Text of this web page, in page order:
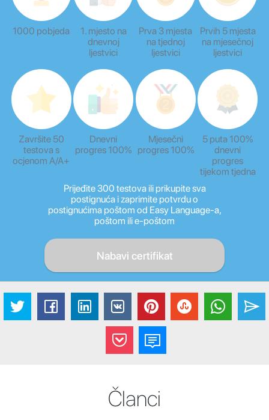
1000 pobjeda
1. mjesto na
dnevnoj
ljestvici
Prva 3 mjesta
na tjednoj
ljestvici
Prvih 5 mjesta
na mjesečnoj
ljestvici
Završite 50
testova s
ocjenom A/A+
Dnevni
progres 100%
Mjesečni
progres 100%
5 puta 100%
dnevni
progres
tijekom tjedna
Prijeđite 300 testova ili prikupite sva
postignuća i zaprimite potvrdu o
postignućima poštom od Easy Language-a,
poštom ili e-poštom
Nabavi certifikat
Članci